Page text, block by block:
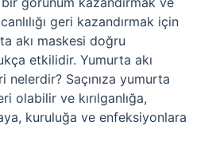
geri kazandırmak için
akı maskesi doğru
etkilidir. Yumurta akı
nelerdir? Saçınıza yumurta
olabilir ve kırılganlığa,
kuruluğa ve enfeksiyonlara